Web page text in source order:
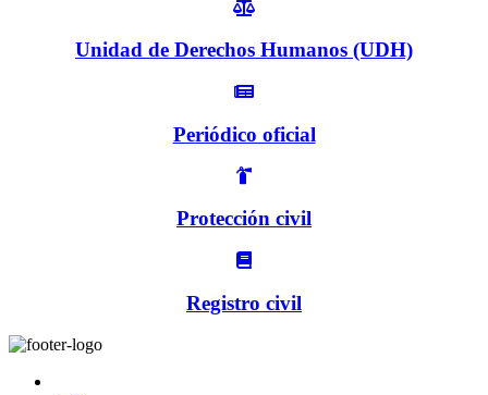
Unidad de Derechos Humanos (UDH)
Periódico oficial
Protección civil
Registro civil